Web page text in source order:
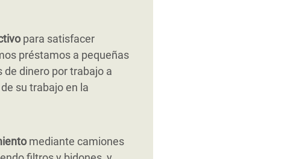
para satisfacer
préstamos a pequeñas
dinero por trabajo a
su trabajo en la
mediante camiones